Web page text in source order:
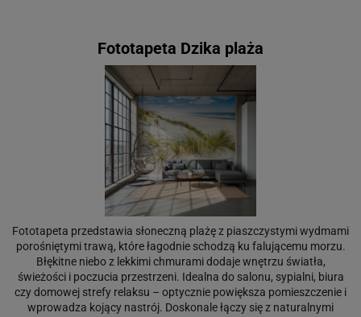
Fototapeta Dzika plaża
Fototapeta przedstawia słoneczną plażę z piaszczystymi wydmami
porośniętymi trawą, które łagodnie schodzą ku falującemu morzu.
Błękitne niebo z lekkimi chmurami dodaje wnętrzu światła,
świeżości i poczucia przestrzeni. Idealna do salonu, sypialni, biura
czy domowej strefy relaksu – optycznie powiększa pomieszczenie i
wprowadza kojący nastrój. Doskonale łączy się z naturalnymi